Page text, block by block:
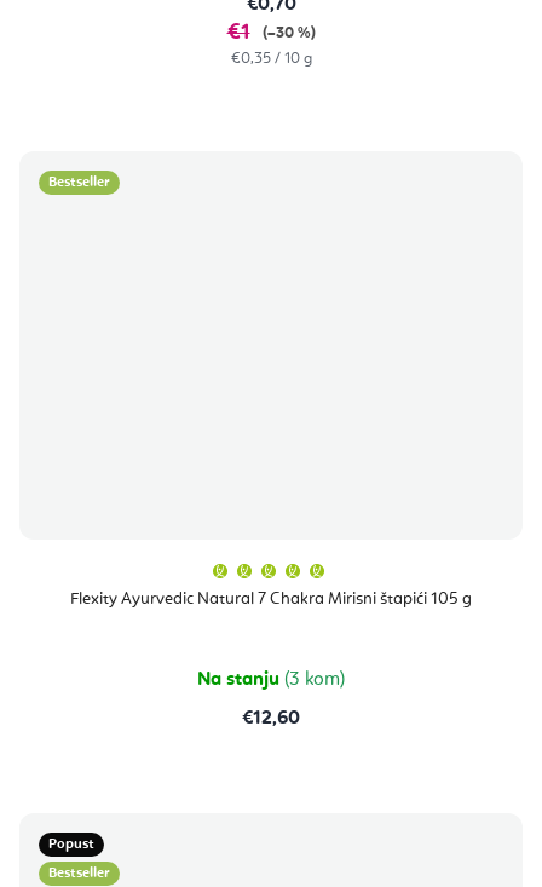
€0,70
€1
(–30 %)
Izračunaj
€0,35 / 10 g
Bestseller
Flexity Ayurvedic Natural 7 Chakra Mirisni štapići 105 g
proizvoda
je
zvjezdica.
Na stanju (3 kom)
€12,60
Popust
Bestseller